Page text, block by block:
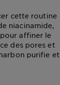
cette routine
niacinamide,
affiner le
des pores et
purifie et